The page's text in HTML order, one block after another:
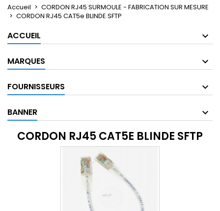
Accueil
CORDON RJ45 SURMOULE - FABRICATION SUR MESURE
CORDON RJ45 CAT5e BLINDE SFTP
ACCUEIL
MARQUES
FOURNISSEURS
BANNER
CORDON RJ45 CAT5E BLINDE SFTP